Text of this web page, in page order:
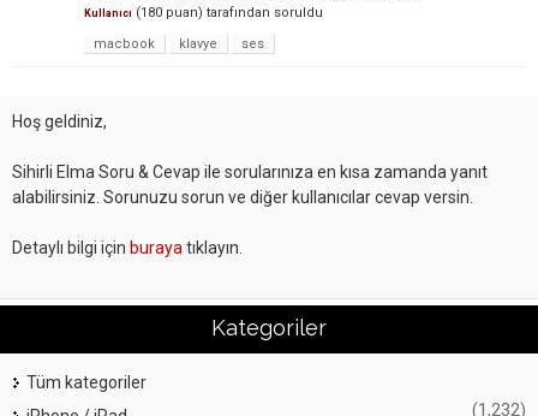
Kullanıcı (180 puan) tarafından soruldu
macbook
klavye ses
Hoş geldiniz,
Sihirli Elma Soru & Cevap ile sorularınıza en kısa zamanda yanıt
alabilirsiniz. Sorunuzu sorun ve diğer kullanıcılar cevap versin.
Detaylı bilgi için burayatıklayın.
Kategoriler
Tüm kategoriler
(1,232)